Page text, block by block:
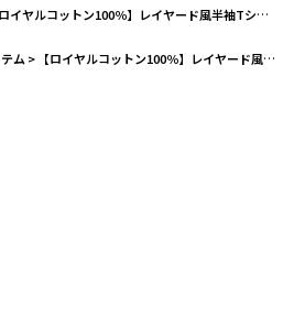
ロイヤルコットン100％】レイヤード風半袖Tシャツ
ム > 【ロイヤルコットン100％】レイヤード風半袖Tシャツ